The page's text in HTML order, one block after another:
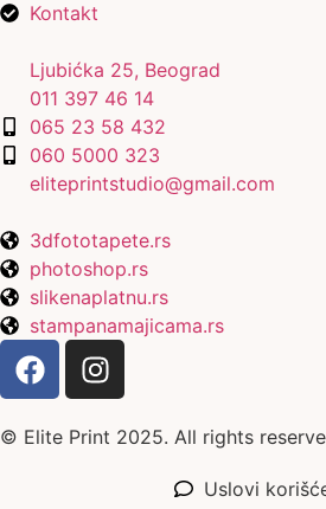
Kontakt
Ljubićka 25, Beograd
011 397 46 14
065 23 58 432
060 5000 323
eliteprintstudio@gmail.com
3dfototapete.rs
photoshop.rs
slikenaplatnu.rs
stampanamajicama.rs
© Elite Print 2025. All rights
Uslovi